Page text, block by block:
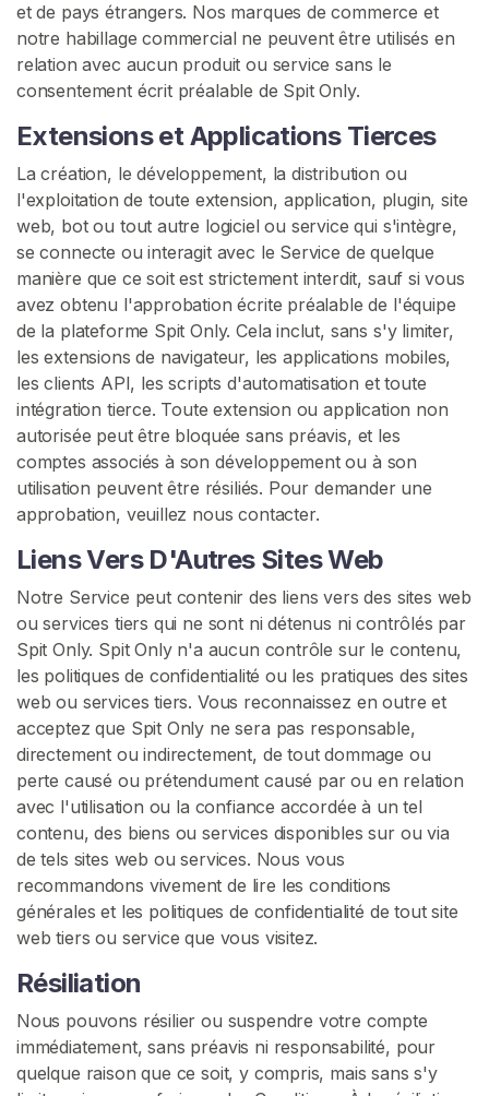
et de pays étrangers. Nos marques de commerce et
notre habillage commercial ne peuvent être utilisés en
relation avec aucun produit ou service sans le
consentement écrit préalable de Spit Only.
Extensions et Applications Tierces
La création, le développement, la distribution ou
l'exploitation de toute extension, application, plugin, site
web, bot ou tout autre logiciel ou service qui s'intègre,
se connecte ou interagit avec le Service de quelque
manière que ce soit est strictement interdit, sauf si vous
avez obtenu l'approbation écrite préalable de l'équipe
de la plateforme Spit Only. Cela inclut, sans s'y limiter,
les extensions de navigateur, les applications mobiles,
les clients API, les scripts d'automatisation et toute
intégration tierce. Toute extension ou application non
autorisée peut être bloquée sans préavis, et les
comptes associés à son développement ou à son
utilisation peuvent être résiliés. Pour demander une
approbation, veuillez nous contacter.
Liens Vers D'Autres Sites Web
Notre Service peut contenir des liens vers des sites web
ou services tiers qui ne sont ni détenus ni contrôlés par
Spit Only. Spit Only n'a aucun contrôle sur le contenu,
les politiques de confidentialité ou les pratiques des sites
web ou services tiers. Vous reconnaissez en outre et
acceptez que Spit Only ne sera pas responsable,
directement ou indirectement, de tout dommage ou
perte causé ou prétendument causé par ou en relation
avec l'utilisation ou la confiance accordée à un tel
contenu, des biens ou services disponibles sur ou via
de tels sites web ou services. Nous vous
recommandons vivement de lire les conditions
générales et les politiques de confidentialité de tout site
web tiers ou service que vous visitez.
Résiliation
Nous pouvons résilier ou suspendre votre compte
immédiatement, sans préavis ni responsabilité, pour
quelque raison que ce soit, y compris, mais sans s'y